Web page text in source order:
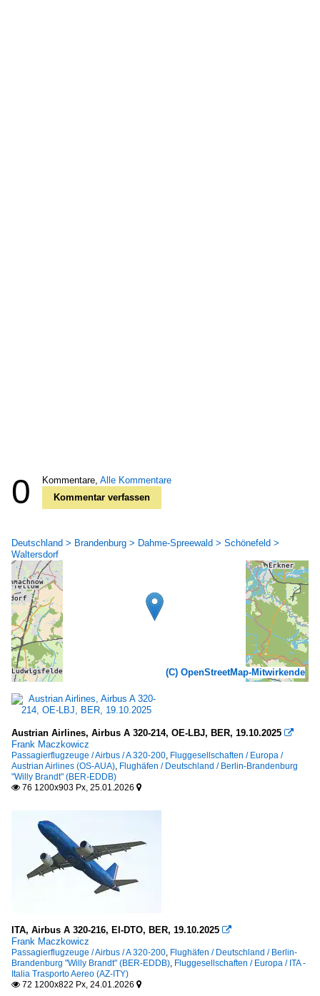
0 Kommentare, Alle Kommentare
Kommentar verfassen
Deutschland > Brandenburg > Dahme-Spreewald > Schönefeld >
Waltersdorf
(C) OpenStreetMap-Mitwirkende
Austrian Airlines, Airbus A 320-214, OE-LBJ, BER, 19.10.2025 
Frank Maczkowicz
Passagierflugzeuge / Airbus / A 320-200 Fluggesellschaften / Europa /
Austrian Airlines (OS-AUA) Flughäfen / Deutschland / Berlin-Brandenburg
"Willy Brandt" (BER-EDDB)
 76 1200x903 Px, 25.01.2026 
ITA, Airbus A 320-216, EI-DTO, BER, 19.10.2025 
Frank Maczkowicz
Passagierflugzeuge / Airbus / A 320-200 Flughäfen / Deutschland / Berlin-
Brandenburg "Willy Brandt" (BER-EDDB) Fluggesellschaften / Europa / ITA -
Italia Trasporto Aereo (AZ-ITY)
 72 1200x822 Px, 24.01.2026 